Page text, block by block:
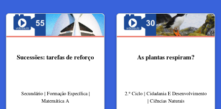
Sucessões: tarefas de reforço
Secundário | Formação Específica |
Matemática A
As plantas respiram?​
2.º Ciclo | Cidadania E Desenvolvimento
| Ciências Naturais